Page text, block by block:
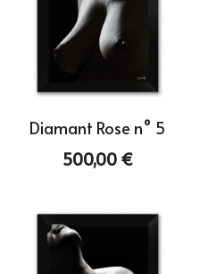
Diamant Rose n° 5
500,00 €